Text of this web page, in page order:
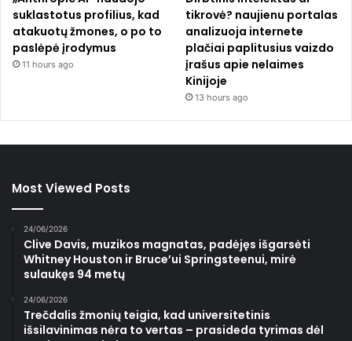
suklastotus profilius, kad
atakuotų žmones, o po to
paslėpė įrodymus
11 hours ago
tikrovė? naujienu portalas
analizuoja internete
plačiai paplitusius vaizdo
įrašus apie nelaimes
Kinijoje
13 hours ago
Most Viewed Posts
24/06/2026
Clive Davis, muzikos magnatas, padėjęs išgarsėti
Whitney Houston ir Bruce’ui Springsteenui, mirė
sulaukęs 94 metų
24/06/2026
Trečdalis žmonių teigia, kad universitetinis
išsilavinimas nėra to vertas – prasideda tyrimas dėl